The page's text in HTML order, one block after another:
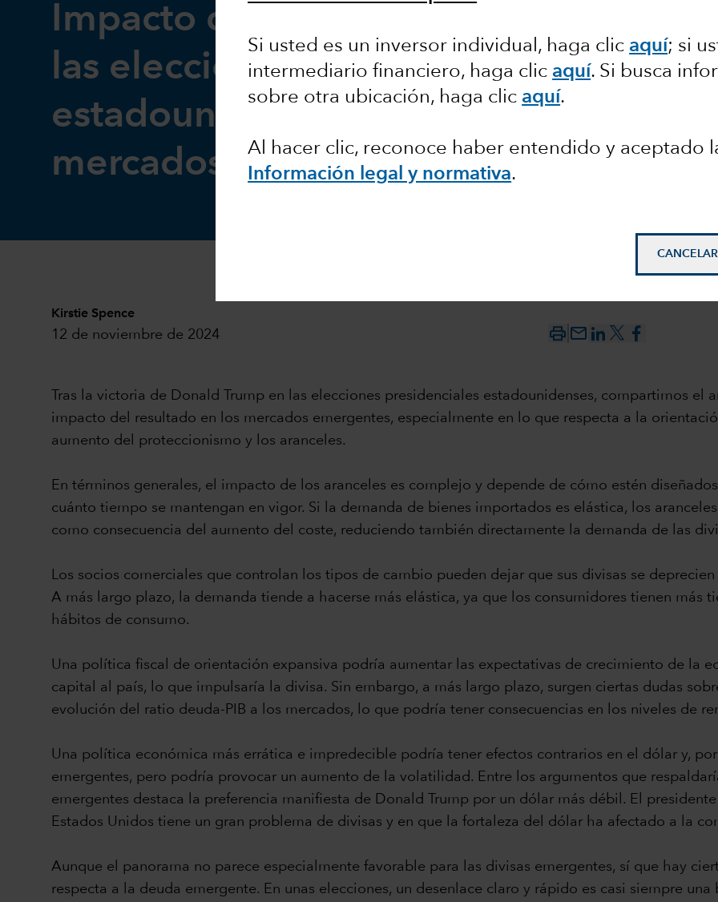
Si usted es un inversor individual, haga clic aquí; si
intermediario financiero, haga clic aquí. Si busca
sobre otra ubicación, haga clic aquí.
Al hacer clic, reconoce haber entendido y aceptado
Información legal y normativa.
CANCELAR
Impacto del resultado de
las elecciones
estadounidenses en los
mercados emergentes
Kirstie Spence
12 de noviembre de 2024 mail_outline
Tras la victoria de Donald Trump en las elecciones presidenciales estadounidenses, compartimos el
impacto del resultado en los mercados emergentes, especialmente en lo que respecta a la
aumento del proteccionismo y los aranceles.
En términos generales, el impacto de los aranceles es complejo y depende de cómo estén
cuánto tiempo se mantengan en vigor. Si la demanda de bienes importados es elástica, los
como consecuencia del aumento del coste, reduciendo también directamente la demanda de las
Los socios comerciales que controlan los tipos de cambio pueden dejar que sus divisas se
A más largo plazo, la demanda tiende a hacerse más elástica, ya que los consumidores tienen más
hábitos de consumo.
Una política fiscal de orientación expansiva podría aumentar las expectativas de crecimiento de la
capital al país, lo que impulsaría la divisa. Sin embargo, a más largo plazo, surgen ciertas dudas
evolución del ratio deuda-PIB a los mercados, lo que podría tener consecuencias en los niveles de
Una política económica más errática e impredecible podría tener efectos contrarios en el dólar y,
emergentes, pero podría provocar un aumento de la volatilidad. Entre los argumentos que
emergentes destaca la preferencia manifiesta de Donald Trump por un dólar más débil. El
Estados Unidos tiene un gran problema de divisas y en que la fortaleza del dólar ha afectado a la
Aunque el panorama no parece especialmente favorable para las divisas emergentes, sí que hay
respecta a la deuda emergente. En unas elecciones, un desenlace claro y rápido es casi siempre